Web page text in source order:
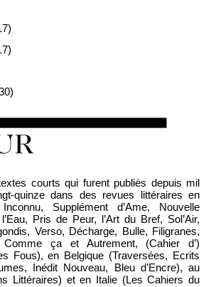
courts qui furent publiés depuis mil
quinze dans des revues littéraires en
Supplément d’Ame, Nouvelle
Pris de Peur, l’Art du Bref, Sol’Air,
Verso, Décharge, Bulle, Filigranes,
Comme ça et Autrement, (Cahier d’)
Fous), en Belgique (Traversées, Ecrits
Inédit Nouveau, Bleu d’Encre), au
Littéraires) et en Italie (Les Cahiers du